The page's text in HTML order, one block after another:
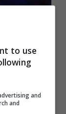
to use
and
and